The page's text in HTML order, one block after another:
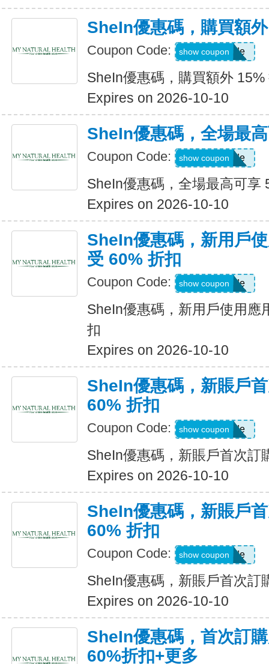
SheIn優惠碼，購買額
Coupon Code: Show Code
show coupon
SheIn優惠碼，購買額外 15%
Expires on 2026-10-10
SheIn優惠碼，全場最
Coupon Code: Show Code
show coupon
SheIn優惠碼，全場最高可享
Expires on 2026-10-10
SheIn優惠碼，新用戶
受 60% 折扣
Coupon Code: Show Code
show coupon
SheIn優惠碼，新用戶使用應
扣
Expires on 2026-10-10
SheIn優惠碼，新賬戶
60% 折扣
Coupon Code: Show Code
show coupon
SheIn優惠碼，新賬戶首次訂
Expires on 2026-10-10
SheIn優惠碼，新賬戶
60% 折扣
Coupon Code: Show Code
show coupon
SheIn優惠碼，新賬戶首次訂
Expires on 2026-10-10
SheIn優惠碼，首次訂
60%折扣+更多